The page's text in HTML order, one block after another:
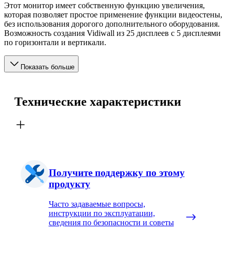
Этот монитор имеет собственную функцию увеличения,
которая позволяет простое применение функции видеостены,
без использования дорогого дополнительного оборудования.
Возможность создания Vidiwall из 25 дисплеев с 5 дисплеями
по горизонтали и вертикали.
Показать больше
Технические характеристики
Получите поддержку по этому
продукту
Часто задаваемые вопросы,
инструкции по эксплуатации,
сведения по безопасности и советы